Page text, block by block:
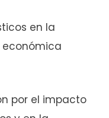
en la
económica
por el impacto